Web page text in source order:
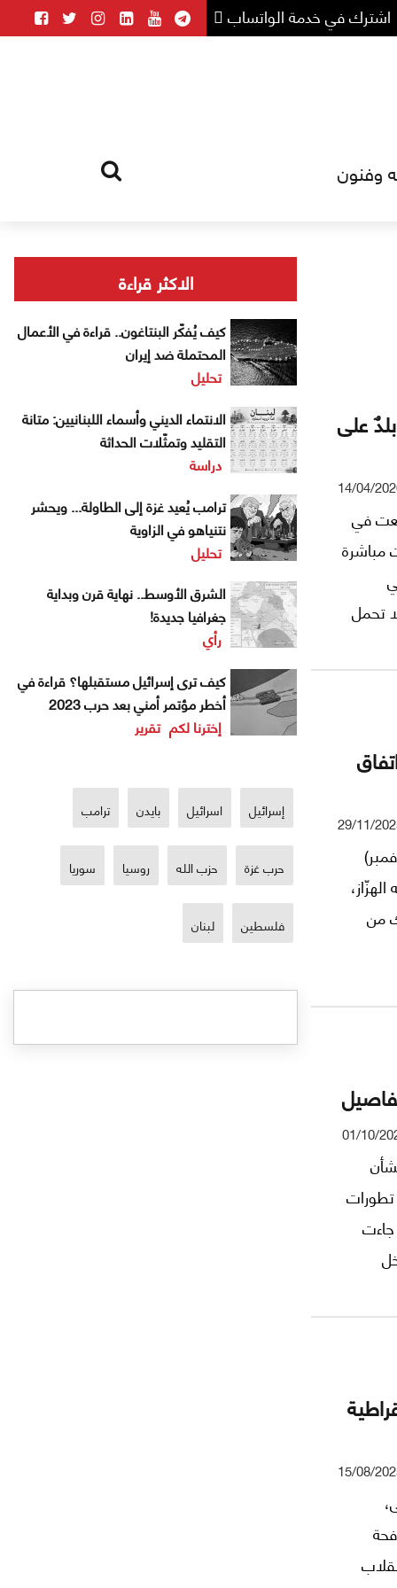
اشترك في خدمة الواتساب
وفنون
بلدٌ على
14/04/
في
مباشرة
تحمل
هذه
أم
29/11/
(نوفمبر)
من
01/10/
15/08/
الاكثر قراءة
كيف يُفكّر البنتاغون.. قراءة في الأعمال
المحتملة ضد إيران
تحليل
الانتماء الديني وأسماء اللبنانيين: متانة
التقليد وتمثّلات الحداثة
دراسة
ترامب يُعيد غزة إلى الطاولة... ويحشر
نتنياهو في الزاوية
تحليل
الشرق الأوسط.. نهاية قرن وبداية
جغرافيا جديدة!
رأي
كيف ترى إسرائيل مستقبلها؟ قراءة في
أخطر مؤتمر أمني بعد حرب 2023
إخترنا لكم تقرير
إسرائيل اسرائيل بايدن ترامب
حرب غزة حزب الله روسيا سوريا
فلسطين لبنان